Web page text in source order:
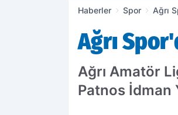
Haberler Spor Ağrı
Ağrı
Ağrı Amatör
Patnos İdman